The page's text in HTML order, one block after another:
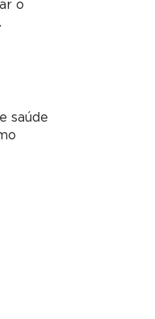
o
saúde